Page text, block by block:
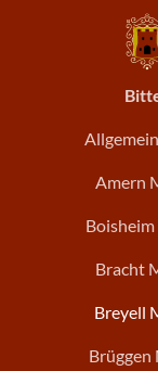
Amern
Bracht
Breyell
Brüggen